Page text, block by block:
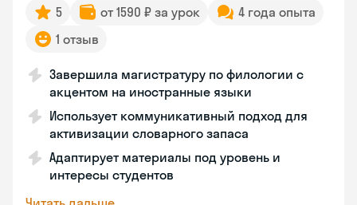
5 от 1590 ₽ за урок
4 года опыта
1 отзыв
Завершила магистратуру по филологии с
акцентом на иностранные языки
Использует коммуникативный подход для
активизации словарного запаса
Адаптирует материалы под уровень и
интересы студентов